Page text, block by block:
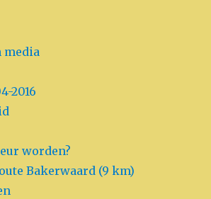
2016
worden?
Bakerwaard (9 km)